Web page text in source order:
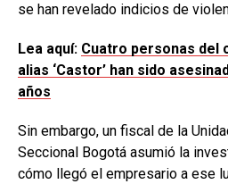
se han revelado indicios de
Lea aquí: Cuatro personas del
alias ‘Castor’ han sido
años
Sin embargo, un fiscal de la
Seccional Bogotá asumió la
cómo llegó el empresario a ese